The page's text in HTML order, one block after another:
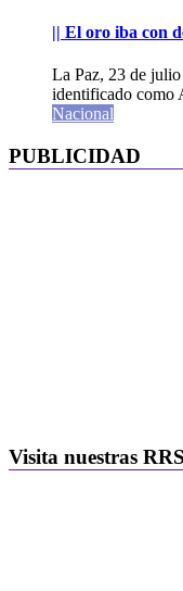
|| El oro iba con
La Paz, 23 de
identificado como
Nacional
PUBLICIDAD
Visita nuestras